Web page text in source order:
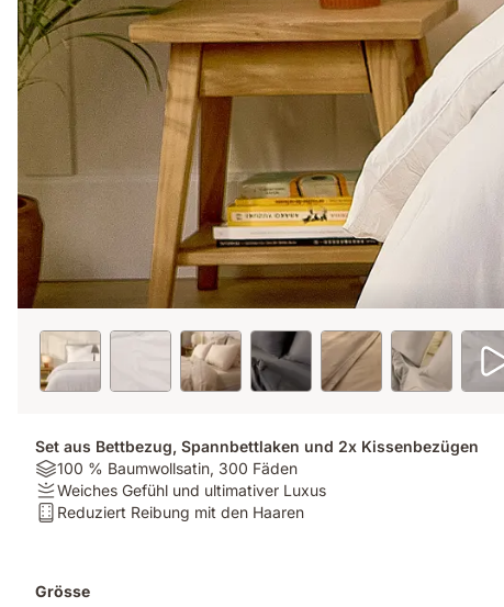
Set aus Bettbezug, Spannbettlaken und 2x Kissenbezügen
Material:
100
%
100 % Baumwollsatin, 300 Fäden
Firmness:
Weiches
Luxus
Weiches Gefühl und ultimativer Luxus
Matratzentyp:
den
Reduziert Reibung mit den Haaren
Zusatzprodukte
Grösse